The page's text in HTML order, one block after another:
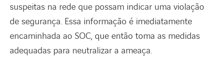
suspeitas na rede que possam indicar uma violação
de segurança. Essa informação é imediatamente
encaminhada ao SOC, que então toma as medidas
adequadas para neutralizar a ameaça.